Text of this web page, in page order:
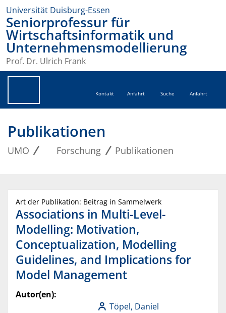
Universität Duisburg-Essen
Seniorprofessur für
Wirtschaftsinformatik und
Unternehmensmodellierung
Prof. Dr. Ulrich Frank
Kontakt Anfahrt Suche Anfahrt
Publikationen
UMO Forschung Publikationen
Art der Publikation: Beitrag in Sammelwerk
Associations in Multi-Level-
Modelling: Motivation,
Conceptualization, Modelling
Guidelines, and Implications for
Model Management
Autor(en):
Töpel, Daniel